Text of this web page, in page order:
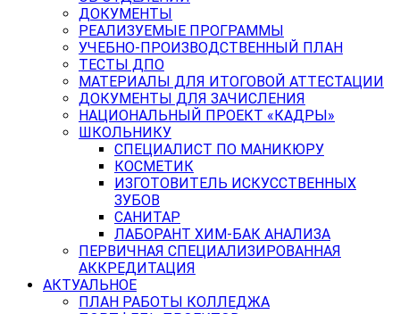
ДОКУМЕНТЫ
РЕАЛИЗУЕМЫЕ ПРОГРАММЫ
УЧЕБНО-ПРОИЗВОДСТВЕННЫЙ ПЛАН
ТЕСТЫ ДПО
МАТЕРИАЛЫ ДЛЯ ИТОГОВОЙ АТТЕСТАЦИИ
ДОКУМЕНТЫ ДЛЯ ЗАЧИСЛЕНИЯ
НАЦИОНАЛЬНЫЙ ПРОЕКТ «КАДРЫ»
ШКОЛЬНИКУ
СПЕЦИАЛИСТ ПО МАНИКЮРУ
КОСМЕТИК
ИЗГОТОВИТЕЛЬ ИСКУССТВЕННЫХ
ЗУБОВ
САНИТАР
ЛАБОРАНТ ХИМ-БАК АНАЛИЗА
ПЕРВИЧНАЯ СПЕЦИАЛИЗИРОВАННАЯ
АККРЕДИТАЦИЯ
АКТУАЛЬНОЕ
ПЛАН РАБОТЫ КОЛЛЕДЖА